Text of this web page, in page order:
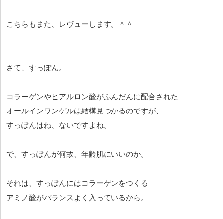
こちらもまた、レヴューします。＾＾
さて、すっぽん。
コラーゲンやヒアルロン酸がふんだんに配合された
オールインワンゲルは結構見つかるのですが、
すっぽんはね、ないですよね。
で、すっぽんが何故、年齢肌にいいのか。
それは、すっぽんにはコラーゲンをつくる
アミノ酸がバランスよく入っているから。